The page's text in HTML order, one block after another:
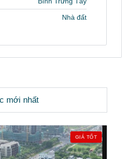
Nhà đất
mới nhất
GIÁ TỐT